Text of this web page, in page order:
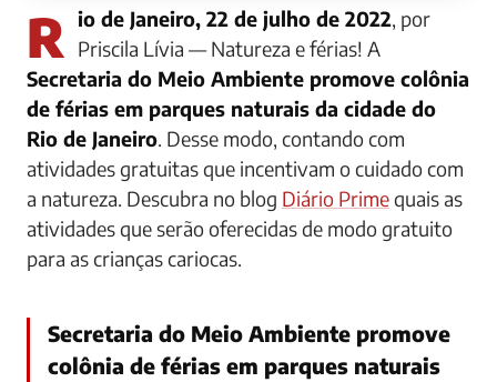
Rio de Janeiro, 22 de julho de 2022, por
Priscila Lívia — Natureza e férias! A
Secretaria do Meio Ambiente promove colônia
de férias em parques naturais da cidade do
Rio de Janeiro. Desse modo, contando com
atividades gratuitas que incentivam o cuidado com
a natureza. Descubra no blog Diário Primequais as
atividades que serão oferecidas de modo gratuito
para as crianças cariocas.
Secretaria do Meio Ambiente promove
colônia de férias em parques naturais